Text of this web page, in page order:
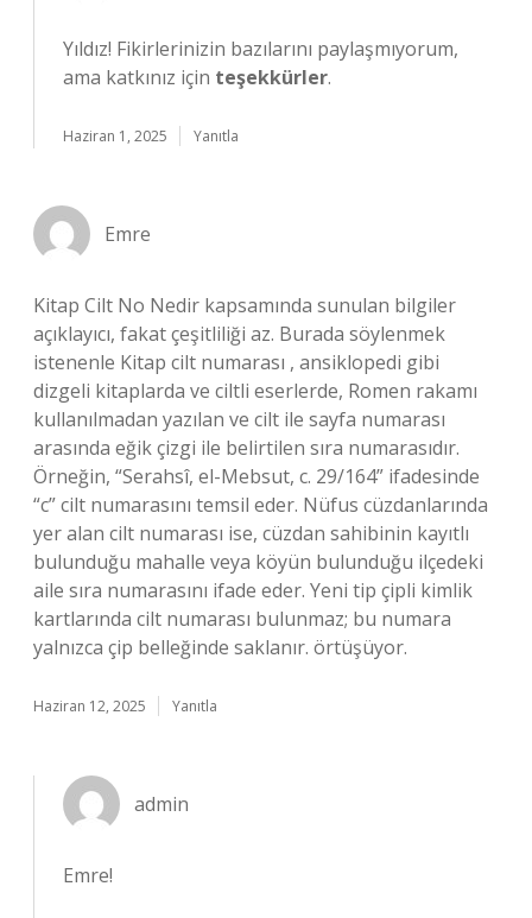
Yıldız! Fikirlerinizin bazılarını paylaşmıyorum,
ama katkınız için teşekkürler.
Haziran 1, 2025 Yanıtla
Emre
Kitap Cilt No Nedir kapsamında sunulan bilgiler
açıklayıcı, fakat çeşitliliği az. Burada söylenmek
istenenle Kitap cilt numarası , ansiklopedi gibi
dizgeli kitaplarda ve ciltli eserlerde, Romen rakamı
kullanılmadan yazılan ve cilt ile sayfa numarası
arasında eğik çizgi ile belirtilen sıra numarasıdır.
Örneğin, “Serahsî, el-Mebsut, c. 29/164” ifadesinde
“c” cilt numarasını temsil eder. Nüfus cüzdanlarında
yer alan cilt numarası ise, cüzdan sahibinin kayıtlı
bulunduğu mahalle veya köyün bulunduğu ilçedeki
aile sıra numarasını ifade eder. Yeni tip çipli kimlik
kartlarında cilt numarası bulunmaz; bu numara
yalnızca çip belleğinde saklanır. örtüşüyor.
Haziran 12, 2025 Yanıtla
admin
Emre!